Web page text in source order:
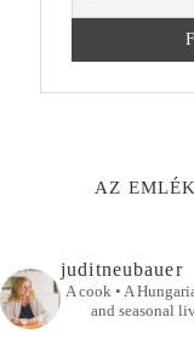
AZ
juditneubauer
A cook • A
and seasonal